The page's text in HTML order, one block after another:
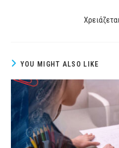
YOU MIGHT ALSO LIKE